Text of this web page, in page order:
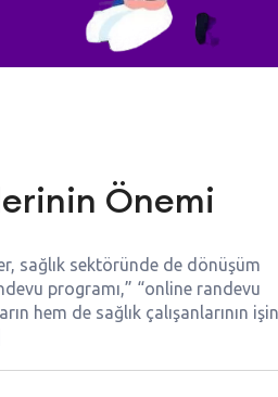
Önemi
sağlık sektöründe de dönüşüm
programı,” “online randevu
hem de sağlık çalışanlarının